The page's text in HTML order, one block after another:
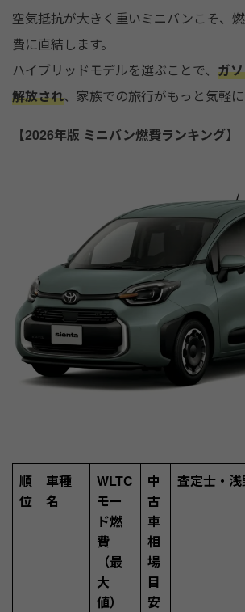
空気抵抗が大きく重いミニバンこそ、
費に直結します。
ハイブリッドモデルを選ぶことで、 ガ
解放され、家族での旅行がもっと気軽に
【2026年版 ミニバン燃費ランキング】
順
位
車種
名
WLTC
モー
ド燃
費
（最
大
値）
中
古
車
相
場
目
安
査定士・